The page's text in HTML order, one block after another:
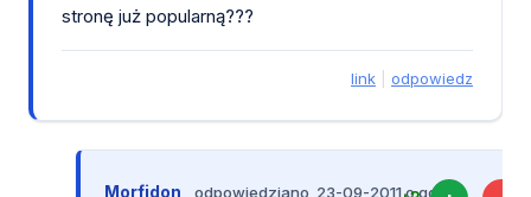
stronę już popularną???
link odpowiedz
Morfidon
odpowiedziano 23-09-2011 o godz.